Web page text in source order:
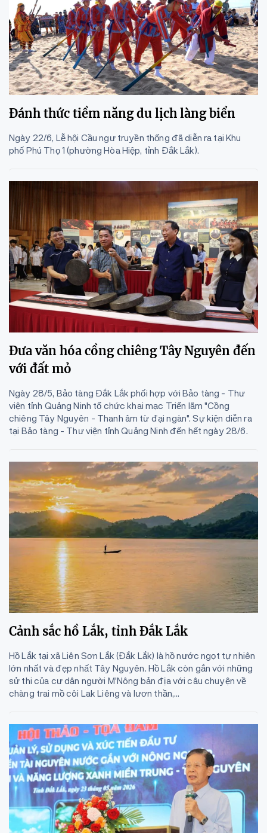
Đánh thức tiềm năng du lịch làng biển
Ngày 22/6, Lễ hội Cầu ngư truyền thống đã diễn ra tại Khu
phố Phú Thọ 1 (phường Hòa Hiệp, tỉnh Đắk Lắk).
Đưa văn hóa cồng chiêng Tây Nguyên đến
với đất mỏ
Ngày 28/5, Bảo tàng Đắk Lắk phối hợp với Bảo tàng - Thư
viện tỉnh Quảng Ninh tổ chức khai mạc Triển lãm "Cồng
chiêng Tây Nguyên - Thanh âm từ đại ngàn". Sự kiện diễn ra
tại Bảo tàng - Thư viện tỉnh Quảng Ninh đến hết ngày 28/6.
Cảnh sắc hồ Lắk, tỉnh Đắk Lắk
Hồ Lắk tại xã Liên Sơn Lắk (Đắk Lắk) là hồ nước ngọt tự nhiên
lớn nhất và đẹp nhất Tây Nguyên. Hồ Lắk còn gắn với những
sử thi của cư dân người M'Nông bản địa với câu chuyện về
chàng trai mồ côi Lak Liêng và lươn thần,...